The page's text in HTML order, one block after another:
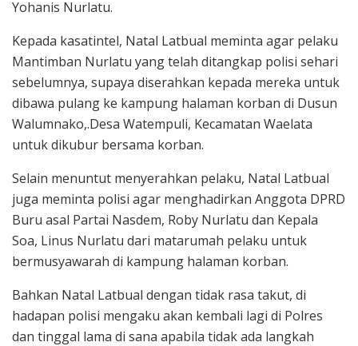
Yohanis Nurlatu.
Kepada kasatintel, Natal Latbual meminta agar pelaku
Mantimban Nurlatu yang telah ditangkap polisi sehari
sebelumnya, supaya diserahkan kepada mereka untuk
dibawa pulang ke kampung halaman korban di Dusun
Walumnako,.Desa Watempuli, Kecamatan Waelata
untuk dikubur bersama korban.
Selain menuntut menyerahkan pelaku, Natal Latbual
juga meminta polisi agar menghadirkan Anggota DPRD
Buru asal Partai Nasdem, Roby Nurlatu dan Kepala
Soa, Linus Nurlatu dari matarumah pelaku untuk
bermusyawarah di kampung halaman korban.
Bahkan Natal Latbual dengan tidak rasa takut, di
hadapan polisi mengaku akan kembali lagi di Polres
dan tinggal lama di sana apabila tidak ada langkah